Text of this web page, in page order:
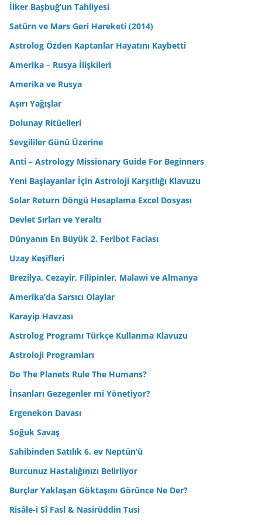
İlker Başbuğ’un Tahliyesi
Satürn ve Mars Geri Hareketi (2014)
Astrolog Özden Kaptanlar Hayatını Kaybetti
Amerika – Rusya İlişkileri
Amerika ve Rusya
Aşırı Yağışlar
Dolunay Ritüelleri
Sevgililer Günü Üzerine
Anti – Astrology Missionary Guide For Beginners
Yeni Başlayanlar İçin Astroloji Karşıtlığı Klavuzu
Solar Return Döngü Hesaplama Excel Dosyası
Devlet Sırları ve Yeraltı
Dünyanın En Büyük 2. Feribot Faciası
Uzay Keşifleri
Brezilya, Cezayir, Filipinler, Malawi ve Almanya
Amerika’da Sarsıcı Olaylar
Karayip Havzası
Astrolog Programı Türkçe Kullanma Klavuzu
Astroloji Programları
Do The Planets Rule The Humans?
İnsanları Gezegenler mi Yönetiyor?
Ergenekon Davası
Soğuk Savaş
Sahibinden Satılık 6. ev Neptün’ü
Burcunuz Hastalığınızı Belirliyor
Burçlar Yaklaşan Göktaşını Görünce Ne Der?
Risâle-i Sî Fasl & Nasirüddin Tusi